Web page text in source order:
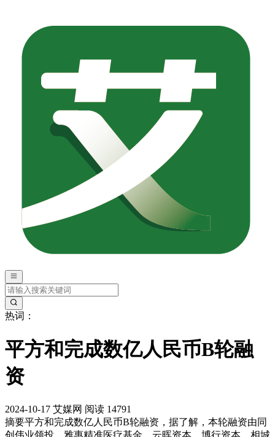
热词：
平方和完成数亿人民币B轮融
资
2024-10-17 艾媒网 阅读 14791
摘要平方和完成数亿人民币B轮融资，据了解，本轮融资由同